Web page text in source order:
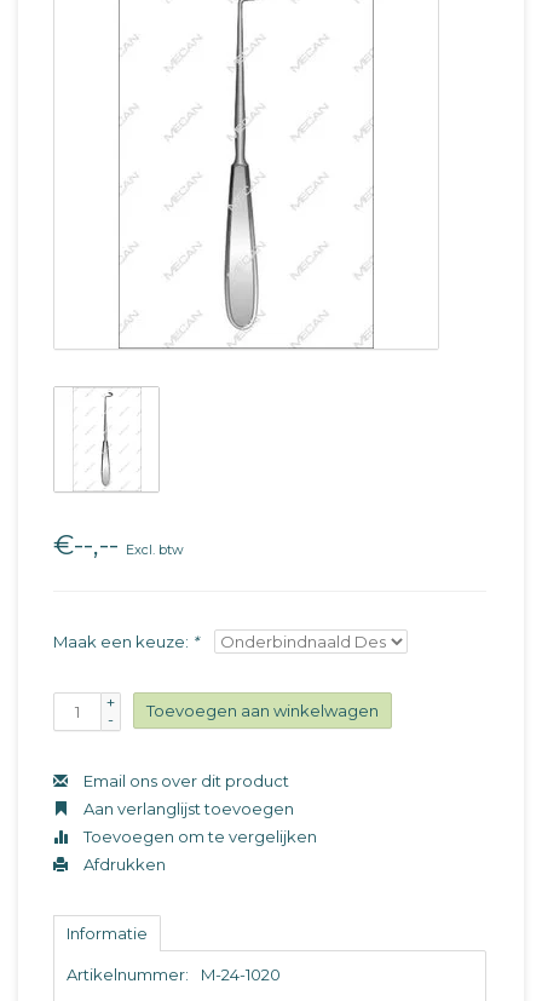
€--,-- Excl. btw
Maak een keuze: *
+
-
Toevoegen aan winkelwagen
Email ons over dit product
Aan verlanglijst toevoegen
Toevoegen om te vergelijken
Afdrukken
Informatie
Artikelnummer: M-24-1020